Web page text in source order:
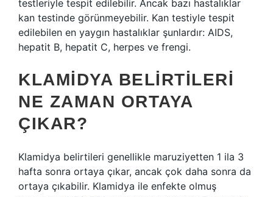
testleriyle tespit edilebilir. Ancak bazı hastalıklar
kan testinde görünmeyebilir. Kan testiyle tespit
edilebilen en yaygın hastalıklar şunlardır: AIDS,
hepatit B, hepatit C, herpes ve frengi.
KLAMIDYA BELIRTILERI
NE ZAMAN ORTAYA
ÇIKAR?
Klamidya belirtileri genellikle maruziyetten 1 ila 3
hafta sonra ortaya çıkar, ancak çok daha sonra da
ortaya çıkabilir. Klamidya ile enfekte olmuş